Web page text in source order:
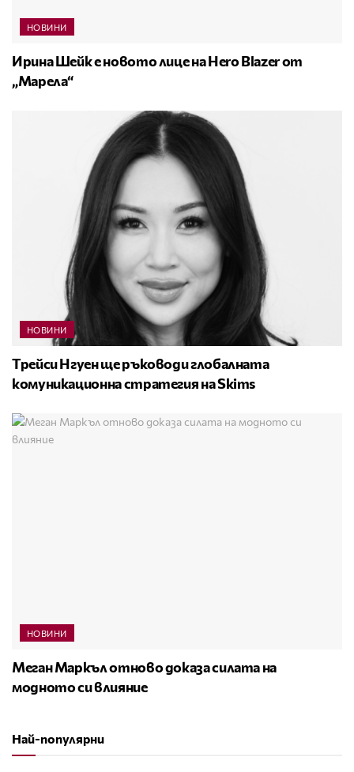
НОВИНИ
Ирина Шейк е новото лице на Hero Blazer от
„Марела“
НОВИНИ
Трейси Нгуен ще ръководи глобалната
комуникационна стратегия на Skims
НОВИНИ
Меган Маркъл отново доказа силата на
модното си влияние
Най-популярни